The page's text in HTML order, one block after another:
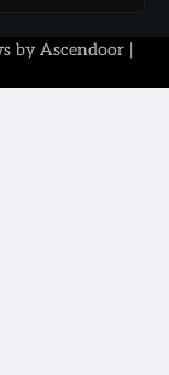
by Ascendoor|